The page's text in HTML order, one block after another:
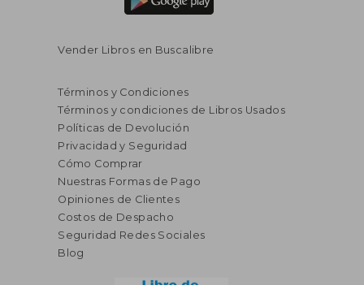
Vender Libros en Buscalibre
Términos y Condiciones
Términos y condiciones de Libros Usados
Políticas de Devolución
Privacidad y Seguridad
Cómo Comprar
Nuestras Formas de Pago
Opiniones de Clientes
Costos de Despacho
Seguridad Redes Sociales
Blog